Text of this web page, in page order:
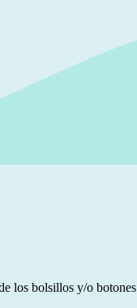
los bolsillos y/o botones